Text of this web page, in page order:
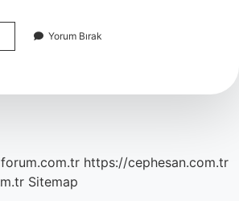
Yorum Bırak
https://cephesan.com.tr
Sitemap